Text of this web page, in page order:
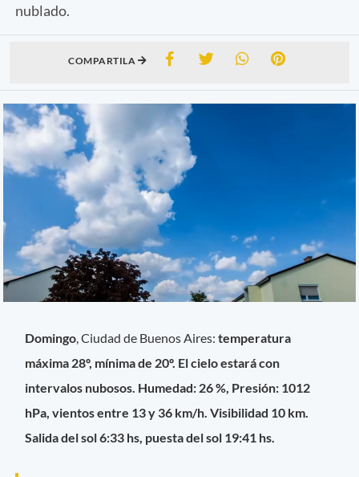
nublado.
COMPARTILA
Domingo , Ciudad de Buenos Aires:temperatura
máxima 28º, mínima de 20º. El cielo estará con
intervalos nubosos. Humedad: 26 %, Presión: 1012
hPa, vientos entre 13 y 36 km/h. Visibilidad 10 km.
Salida del sol 6:33 hs, puesta del sol 19:41 hs.